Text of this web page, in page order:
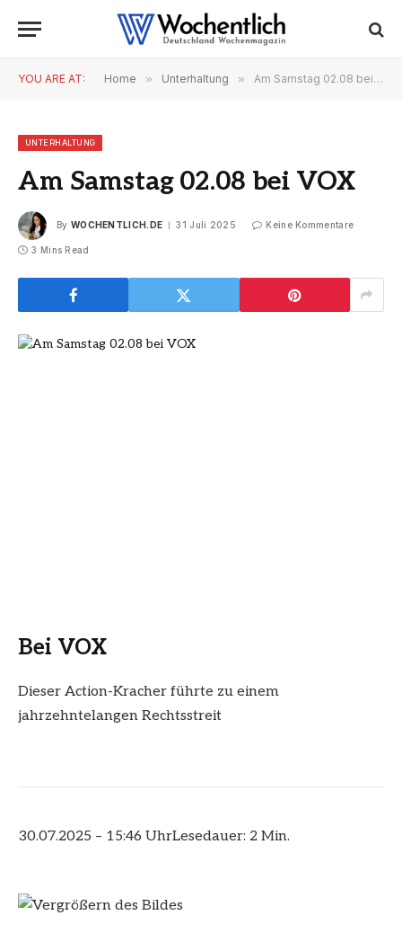
YOU ARE AT: Home » Unterhaltung » Am Samstag 02.08 bei VOX
UNTERHALTUNG
Am Samstag 02.08 bei VOX
By WOCHENTLICH.DE 31 Juli 2025 Keine Kommentare
3 Mins Read
Bei VOX
Dieser Action-Kracher führte zu einem
jahrzehntelangen Rechtsstreit
30.07.2025 – 15:46 UhrLesedauer: 2 Min.